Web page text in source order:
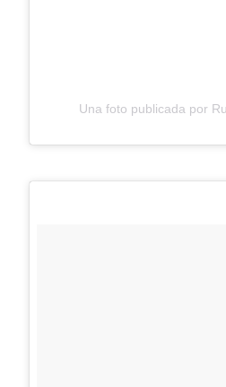
Una foto publicada por